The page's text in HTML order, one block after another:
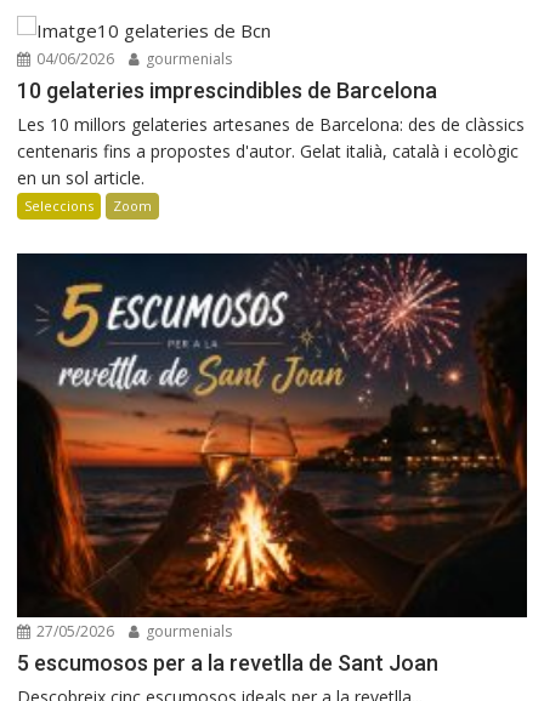
04/06/2026 gourmenials
10 gelateries imprescindibles de Barcelona
Les 10 millors gelateries artesanes de Barcelona: des de clàssics
centenaris fins a propostes d'autor. Gelat italià, català i ecològic
en un sol article.
Seleccions Zoom
27/05/2026 gourmenials
5 escumosos per a la revetlla de Sant Joan